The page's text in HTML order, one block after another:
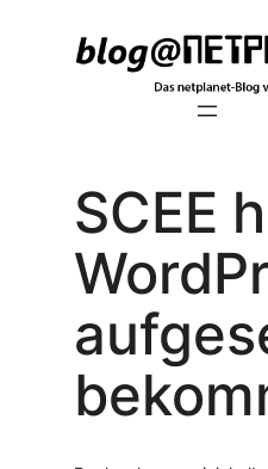
SCEE